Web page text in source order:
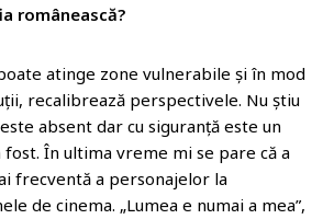
românească?
atinge zone vulnerabile și în mod
recalibrează perspectivele. Nu știu
absent dar cu siguranță este un
fost. În ultima vreme mi se pare că a
frecventă a personajelor la
de cinema. „Lumea e numai a mea”,